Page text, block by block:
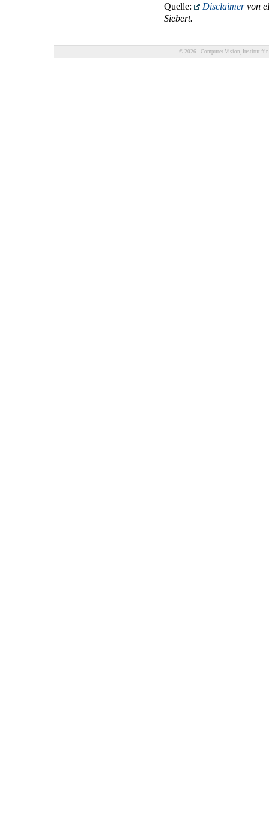
Quelle: Disclaimervon
Siebert.
© 2026 - Computer Vision, Institut